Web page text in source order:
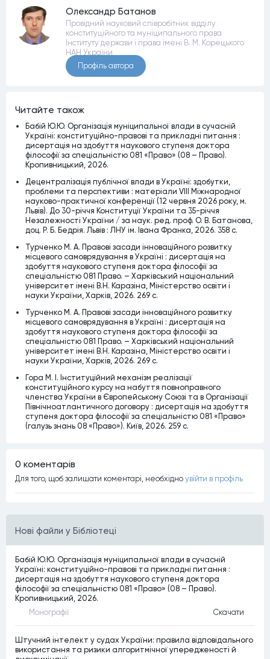
Нові файли у Бібліотеці
Бабій Ю.Ю. Організація муніципальної влади в сучасній
Україні: конституційно-правові та прикладні питання :
дисертація на здобуття наукового ступеня доктора
філософії за спеціальністю 081 «Право» (08 – Право).
Кропивницький, 2026.
Монографiї Скачати
Штучний інтелект у судах України: правила відповідального
використання та ризики алгоритмічної упередженості й
Олександр Батанов
Провідний науковий співробітник відділу
конституційного та муніципального права
Інституту держави і права імені В. М. Корецького
НАН України
Профiль автора
Читайте також
Бабій Ю.Ю. Організація муніципальної влади в сучасній
Україні: конституційно-правові та прикладні питання :
дисертація на здобуття наукового ступеня доктора
філософії за спеціальністю 081 «Право» (08 – Право).
Кропивницький, 2026.
Децентралізація публічної влади в Україні: здобутки,
проблеми та перспективи : матеріали VІІІ Міжнародної
науково-практичної конференції (12 червня 2026 року, м.
Львів). До 30-річчя Конституції України та 35-річчя
Незалежності України / за наук. ред. проф. О. В. Батанова,
доц. Р. Б. Бедрія. Львів : ЛНУ ім. Івана Франка, 2026. 358 с.
Турченко М. А. Правові засади інноваційного розвитку
місцевого самоврядування в Україні : дисертація на
здобуття наукового ступеня доктора філософії за
спеціальністю 081 Право. – Харківський національний
університет імені В.Н. Каразіна, Міністерство освіти і
науки України, Харків, 2026. 269 c.
Турченко М. А. Правові засади інноваційного розвитку
місцевого самоврядування в Україні : дисертація на
здобуття наукового ступеня доктора філософії за
спеціальністю 081 Право. – Харківський національний
університет імені В.Н. Каразіна, Міністерство освіти і
науки України, Харків, 2026. 269 c.
Гора М. І. Інституційний механізм реалізації
конституційного курсу на набуття повноправного
членства України в Європейському Союзі та в Організації
Північноатлантичного договору : дисертація на здобуття
ступеня доктора філософії за спеціальністю 081 «Право»
(галузь знань 08 «Право»). Київ, 2026. 259 с.
0 коментарiв
Для того, щоб залишати коментарi, необхiдно увiйти в профiль